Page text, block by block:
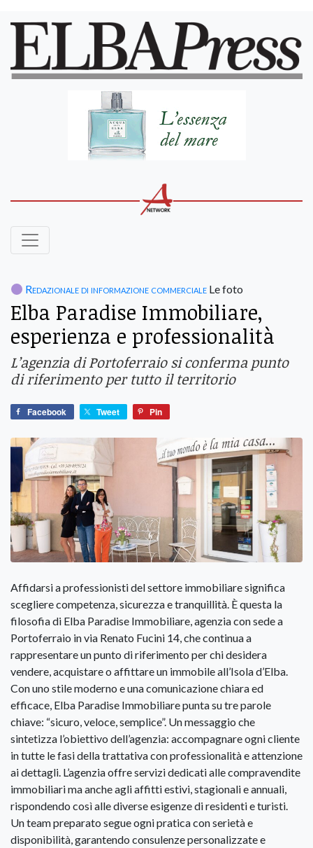
Redazionale di informazione commerciale Le foto
Elba Paradise Immobiliare,
esperienza e professionalità
L’agenzia di Portoferraio si conferma punto
di riferimento per tutto il territorio
Facebook Tweet Pin
Affidarsi a professionisti del settore immobiliare significa
scegliere competenza, sicurezza e tranquillità. È questa la
filosofia di Elba Paradise Immobiliare, agenzia con sede a
Portoferraio in via Renato Fucini 14, che continua a
rappresentare un punto di riferimento per chi desidera
vendere, acquistare o affittare un immobile all’Isola d’Elba.
Con uno stile moderno e una comunicazione chiara ed
efficace, Elba Paradise Immobiliare punta su tre parole
chiave: “sicuro, veloce, semplice”. Un messaggio che
sintetizza l’obiettivo dell’agenzia: accompagnare ogni cliente
in tutte le fasi della trattativa con professionalità e attenzione
ai dettagli. L’agenzia offre servizi dedicati alle compravendite
immobiliari ma anche agli affitti estivi, stagionali e annuali,
rispondendo così alle diverse esigenze di residenti e turisti.
Un team preparato segue ogni pratica con serietà e
disponibilità, garantendo consulenze personalizzate e